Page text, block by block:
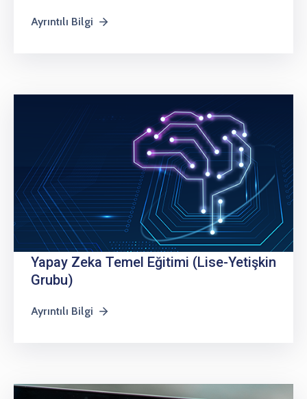
Ayrıntılı Bilgi
Yapay Zeka Temel Eğitimi (Lise-Yetişkin
Grubu)
Ayrıntılı Bilgi